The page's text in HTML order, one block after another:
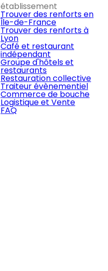
établissement
Trouver des renforts en
Île-de-France
Trouver des renforts à
Lyon
Café et restaurant
indépendant
Groupe d'hôtels et
restaurants
Restauration collective
Traiteur évènementiel
Commerce de bouche
Logistique et Vente
FAQ